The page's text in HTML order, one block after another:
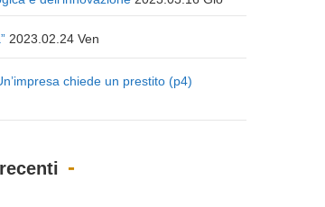
2023.02.24 Ven
chiede un prestito (p4)